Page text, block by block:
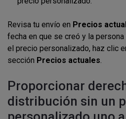
Revisa tu envío en Precios
fecha en que se creó y la
el precio personalizado, haz clic
sección Precios actuales.
Proporcionar
distribución sin un